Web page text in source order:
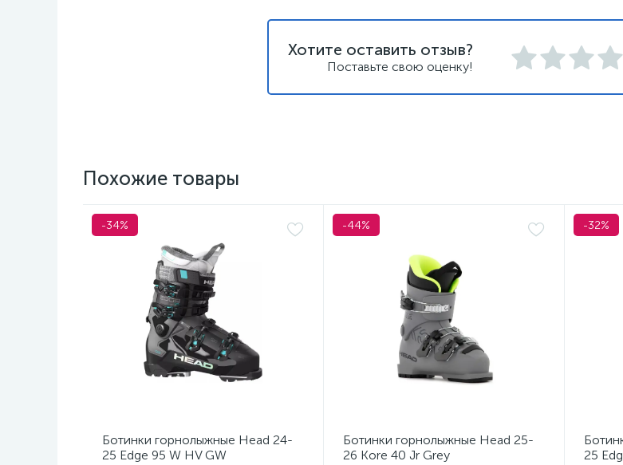
Хотите оставить отзыв?
Поставьте свою оценку!
Похожие товары
-34%
Ботинки горнолыжные Head 24-
25 Edge 95 W HV GW
-44%
Ботинки горнолыжные Head 25-
26 Kore 40 Jr Grey
-32%
25